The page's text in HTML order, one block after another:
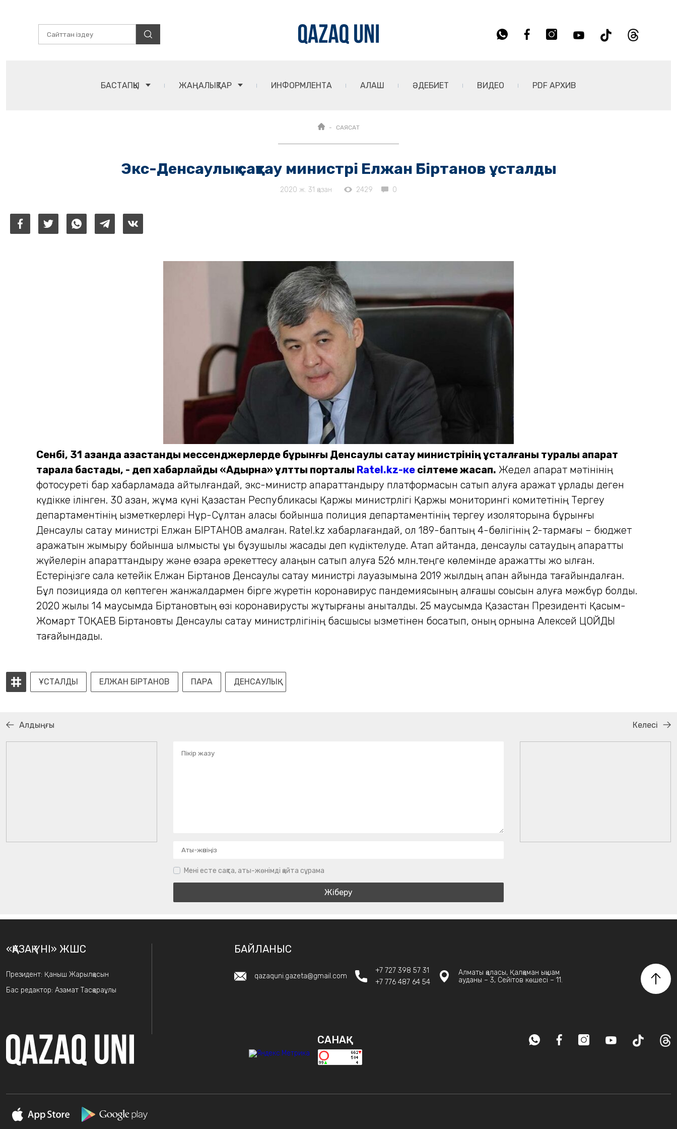
БАСТАПҚЫ ЖАҢАЛЫҚТАР ИНФОРМЛЕНТА АЛАШ ӘДЕБИЕТ ВИДЕО PDF АРХИВ
САЯСАТ
Экс-Денсаулық сақтау министрі Елжан Біртанов ұсталды
2020 ж. 31 қазан 2429 0
Сенбі, 31 қазанда қазақстандық мессенджерлерде бұрынғы Денсаулық сақтау министрінің ұсталғаны туралы ақпарат
тарала бастады, - деп хабарлайды «Адырна» ұлттық порталы Ratel.kz-ке сілтеме жасап. Жедел ақпарат мәтінінің
фотосуреті бар хабарламада айтылғандай, экс-министр ақпараттандыру платформасын сатып алуға қаражат ұрлады деген
күдікке ілінген. 30 қазан, жұма күні Қазақстан Республикасы Қаржы министрлігі Қаржы мониторингі комитетінің Тергеу
департаментінің қызметкерлері Нұр-Сұлтан қаласы бойынша полиция департаментінің тергеу изоляторына бұрынғы
Денсаулық сақтау министрі Елжан БІРТАНОВ қамалған. Ratel.kz хабарлағандай, ол 189-баптың 4-бөлігінің 2-тармағы – бюджет
қаражатын жымқыру бойынша қылмыстық құқық бұзушылық жасады деп күдіктелуде. Атап айтқанда, денсаулық сақтаудың ақпараттық
жүйелерін ақпараттандыру және өзара әрекеттесу алаңын сатып алуға 526 млн.теңге көлемінде қаражатты жоқ қылған.
Естеріңізге сала кетейік Елжан Біртанов Денсаулық сақтау министрі лауазымына 2019 жылдың ақпан айында тағайындалған.
Бұл позицияда ол көптеген жанжалдармен бірге жүретін коронавирус пандемиясының алғашқы соққысын алуға мәжбүр болды.
2020 жылы 14 маусымда Біртановтың өзі коронавирусты жұқтырғаны анықталды. 25 маусымда Қазақстан Президенті Қасым-
Жомарт ТОҚАЕВ Біртановты Денсаулық сақтау министрлігінің басшысы қызметінен босатып, оның орнына Алексей ЦОЙДЫ
тағайындады.
ҰСТАЛДЫ ЕЛЖАН БІРТАНОВ ПАРА ДЕНСАУЛЫҚ
Алдыңғы Келесі
Мені есте сақта, аты-жөнімді қайта сұрама
«ҚАЗАҚ ҮНІ» ЖШС
Президент: Қаныш Жарылқасын
Бас редактор: Азамат Тасқараұлы
БАЙЛАНЫС
qazaquni.gazeta@gmail.com
+7 727 398 57 31
+7 776 487 64 54
Алматы қаласы, Қалқаман ықшам
ауданы – 3, Сейітов көшесі – 11.
САНАҚ